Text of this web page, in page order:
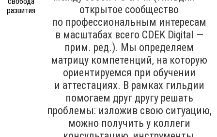
открытое сообщество
по профессиональным интересам
в масштабах всего CDEK Digital —
прим. ред.). Мы определяем
матрицу компетенций, на которую
ориентируемся при обучении
и аттестациях. В рамках гильдии
помогаем друг другу решать
проблемы: изложив свою ситуацию,
можно получить у коллеги